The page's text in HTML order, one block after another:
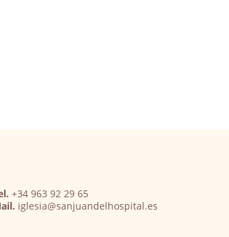
+34 963 92 29 65
iglesia@sanjuandelhospital.es